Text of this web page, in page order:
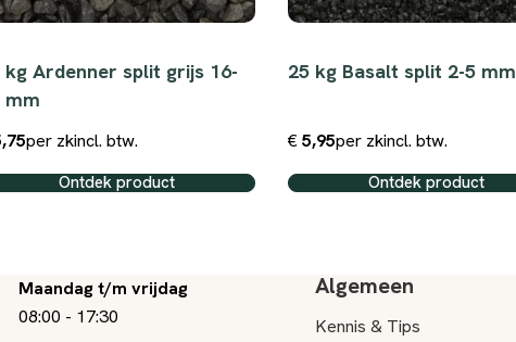
kg Ardenner split grijs 16-
mm
per zkincl. btw.
Ontdek product
25 kg Basalt split 2-5 mm
€5,95per zkincl. btw.
Ontdek product
Maandag t/m vrijdag
08:00 - 17:30
Algemeen
Kennis & Tips